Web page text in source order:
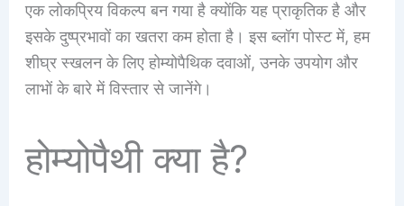
एक लोकप्रिय विकल्प बन गया है क्योंकि यह प्राकृतिक है और
इसके दुष्प्रभावों का खतरा कम होता है। इस ब्लॉग पोस्ट में, हम
शीघ्र स्खलन के लिए होम्योपैथिक दवाओं, उनके उपयोग और
लाभों के बारे में विस्तार से जानेंगे।
होम्योपैथी क्या है?